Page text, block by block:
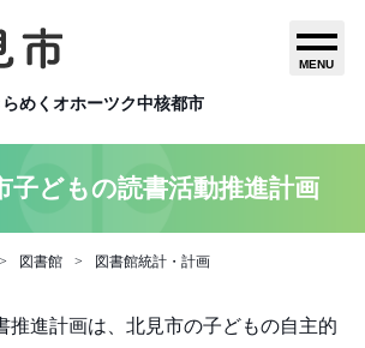
めくオホーツク中核都市
MENU
子どもの読書活動推進計画
図書館 図書館統計・計画
推進計画は、北見市の子どもの自主的